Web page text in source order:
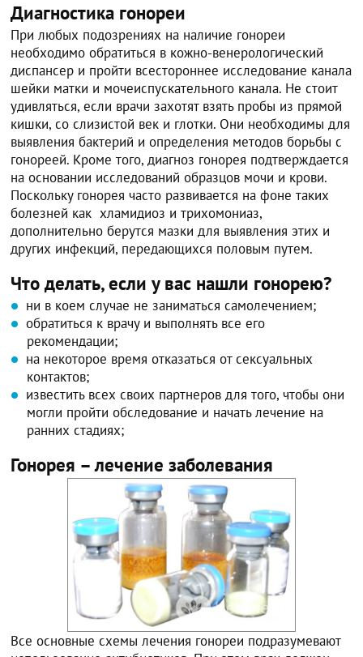
Диагностика гонореи
При любых подозрениях на наличие гонореи
необходимо обратиться в кожно-венерологический
диспансер и пройти всестороннее исследование канала
шейки матки и мочеиспускательного канала. Не стоит
удивляться, если врачи захотят взять пробы из прямой
кишки, со слизистой век и глотки. Они необходимы для
выявления бактерий и определения методов борьбы с
гонореей. Кроме того, диагноз гонорея подтверждается
на основании исследований образцов мочи и крови.
Поскольку гонорея часто развивается на фоне таких
болезней как хламидиоз и трихомониаз,
дополнительно берутся мазки для выявления этих и
других инфекций, передающихся половым путем.
Что делать, если у вас нашли гонорею?
ни в коем случае не заниматься самолечением;
обратиться к врачу и выполнять все его
рекомендации;
на некоторое время отказаться от сексуальных
контактов;
известить всех своих партнеров для того, чтобы они
могли пройти обследование и начать лечение на
ранних стадиях;
Гонорея – лечение заболевания
Все основные схемы лечения гонореи подразумевают